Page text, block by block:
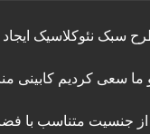
سبک نئوکلاسیک
ما سعی کردیم کابینی
از جنسیت متناسب با